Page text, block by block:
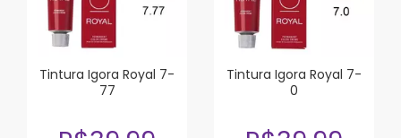
Tintura Igora Royal 7-
77
Tintura Igora Royal 7-
0